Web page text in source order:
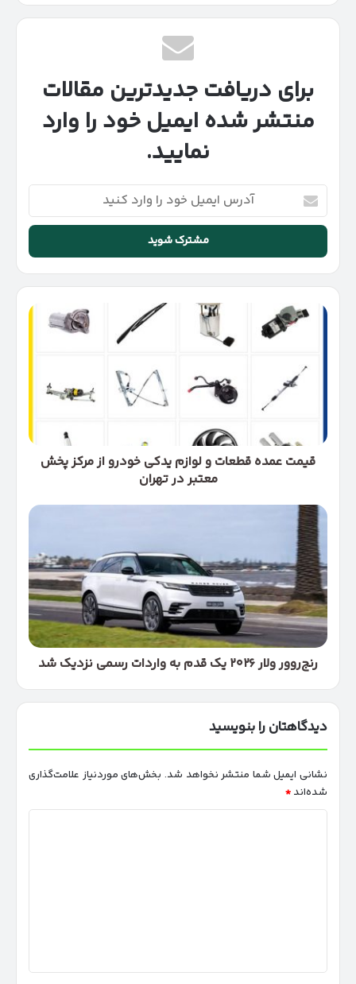
برای دریافت جدیدترین مقالات
منتشر شده ایمیل خود را وارد
نمایید.
آدرس
ایمیل
خود
وارد
کنید
قیمت
مرکز
پخش
تهران
قیمت عمده قطعات و لوازم یدکی خودرو از مرکز پخش
معتبر در تهران
رنج‌روور
ولار
۲۰۲۶
یک
قدم
به
واردات
رسمی
نزدیک
شدرنج‌روور ولار ۲۰۲۶ یک قدم به واردات رسمی نزدیک شد
دیدگاهتان را بنویسید
نشانی ایمیل شما منتشر نخواهد شد. بخش‌های موردنیاز علامت‌گذاری
شده‌اند *